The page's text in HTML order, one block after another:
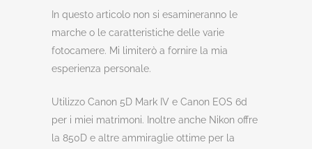
In questo articolo non si esamineranno le
marche o le caratteristiche delle varie
fotocamere. Mi limiterò a fornire la mia
esperienza personale.
Utilizzo Canon 5D Mark IV e Canon EOS 6d
per i miei matrimoni. Inoltre anche Nikon offre
la 850D e altre ammiraglie ottime per la